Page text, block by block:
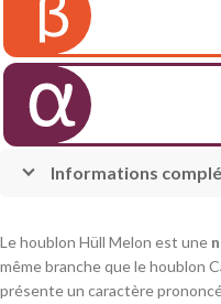
Informations
Le houblon Hüll Melon est une
même branche que le houblon
présente un caractère